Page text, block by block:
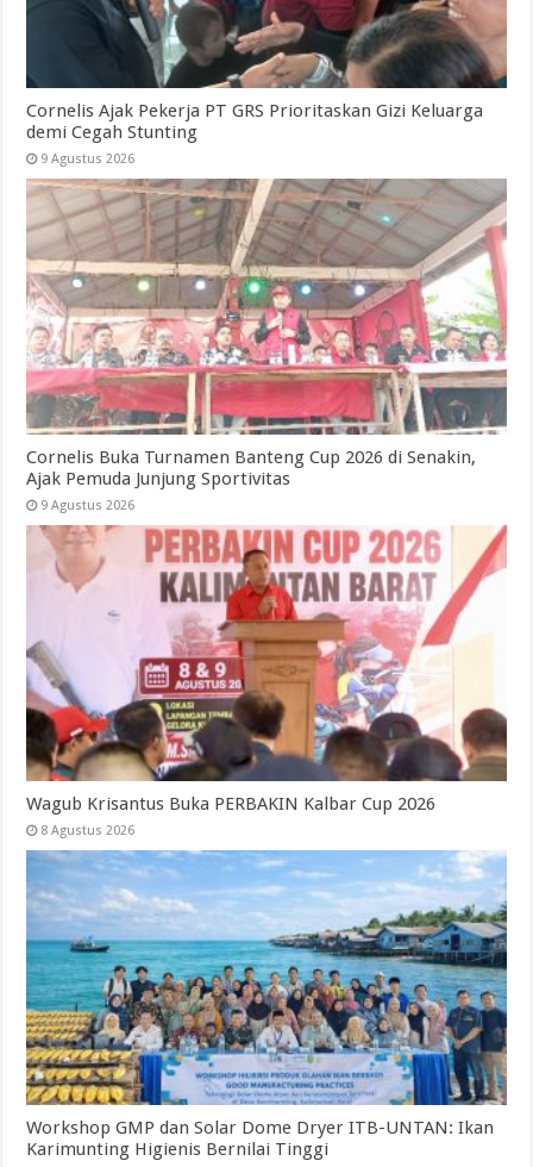
Cornelis Ajak Pekerja PT GRS Prioritaskan Gizi Keluarga
demi Cegah Stunting
9 Agustus 2026
Cornelis Buka Turnamen Banteng Cup 2026 di Senakin,
Ajak Pemuda Junjung Sportivitas
9 Agustus 2026
Wagub Krisantus Buka PERBAKIN Kalbar Cup 2026
8 Agustus 2026
Workshop GMP dan Solar Dome Dryer ITB-UNTAN: Ikan
Karimunting Higienis Bernilai Tinggi